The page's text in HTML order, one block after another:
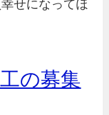
せになってほ
の募集